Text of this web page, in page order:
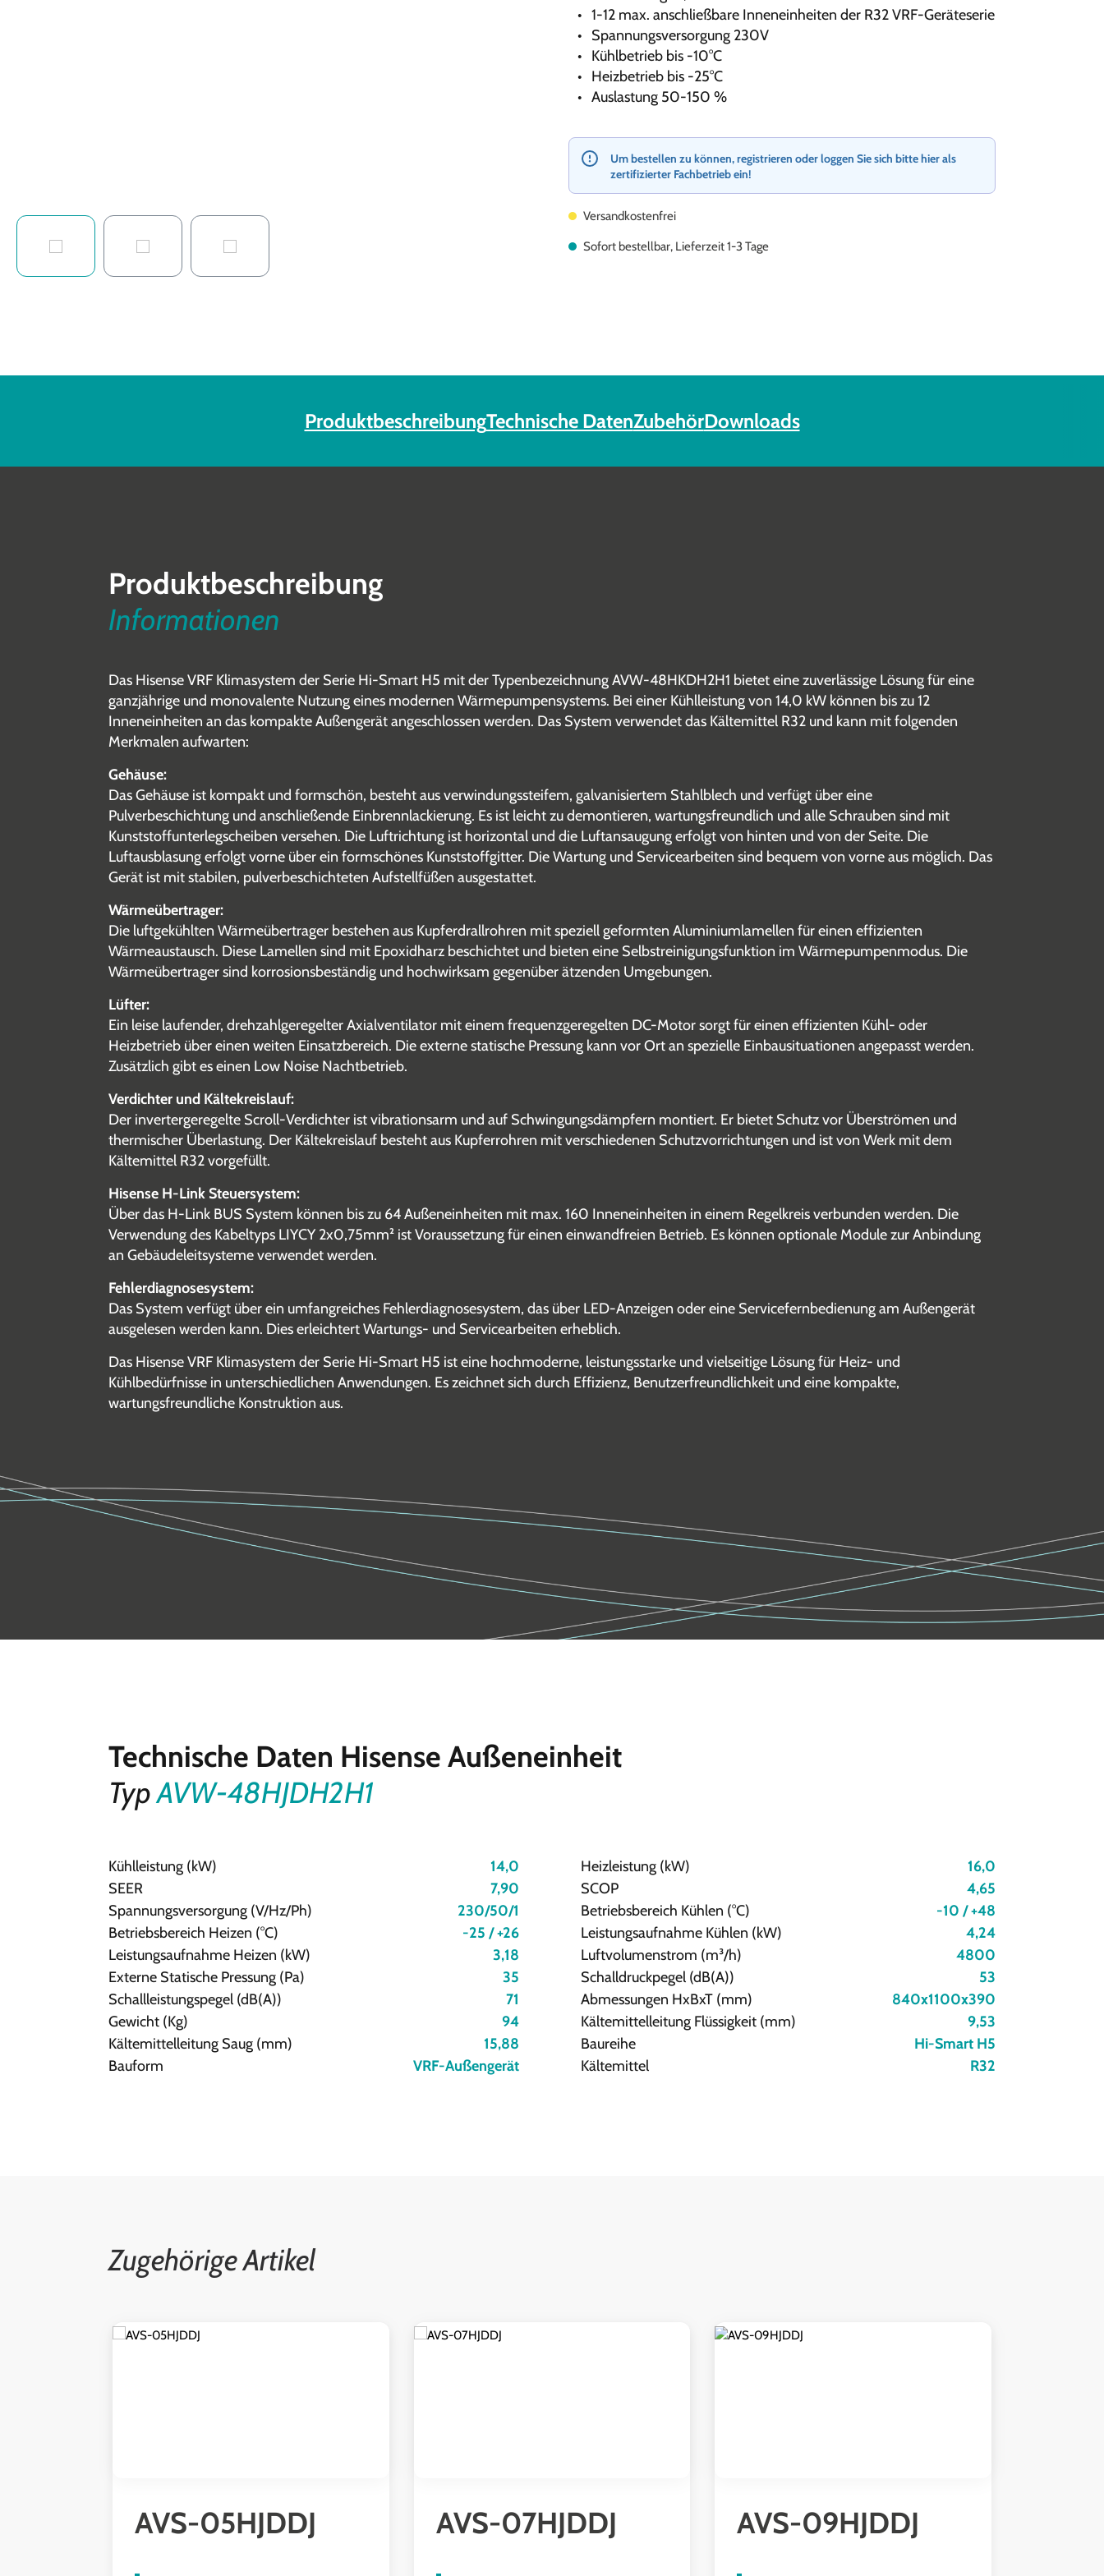
1-12 max. anschließbare Inneneinheiten der R32 VRF-Geräteserie
Spannungsversorgung 230V
Kühlbetrieb bis -10°C
Heizbetrieb bis -25°C
Auslastung 50-150 %
Um bestellen zu können, registrieren oder loggen Sie sich bitte hier als
zertifizierter Fachbetrieb ein!
Versandkostenfrei
Sofort bestellbar, Lieferzeit 1-3 Tage
ProduktbeschreibungTechnische DatenZubehörDownloads
Produktbeschreibung
Informationen
Das Hisense VRF Klimasystem der Serie Hi-Smart H5 mit der Typenbezeichnung AVW-48HKDH2H1 bietet eine zuverlässige Lösung für eine
ganzjährige und monovalente Nutzung eines modernen Wärmepumpensystems. Bei einer Kühlleistung von 14,0 kW können bis zu 12
Inneneinheiten an das kompakte Außengerät angeschlossen werden. Das System verwendet das Kältemittel R32 und kann mit folgenden
Merkmalen aufwarten:
Gehäuse:
Das Gehäuse ist kompakt und formschön, besteht aus verwindungssteifem, galvanisiertem Stahlblech und verfügt über eine
Pulverbeschichtung und anschließende Einbrennlackierung. Es ist leicht zu demontieren, wartungsfreundlich und alle Schrauben sind mit
Kunststoffunterlegscheiben versehen. Die Luftrichtung ist horizontal und die Luftansaugung erfolgt von hinten und von der Seite. Die
Luftausblasung erfolgt vorne über ein formschönes Kunststoffgitter. Die Wartung und Servicearbeiten sind bequem von vorne aus möglich. Das
Gerät ist mit stabilen, pulverbeschichteten Aufstellfüßen ausgestattet.
Wärmeübertrager:
Die luftgekühlten Wärmeübertrager bestehen aus Kupferdrallrohren mit speziell geformten Aluminiumlamellen für einen effizienten
Wärmeaustausch. Diese Lamellen sind mit Epoxidharz beschichtet und bieten eine Selbstreinigungsfunktion im Wärmepumpenmodus. Die
Wärmeübertrager sind korrosionsbeständig und hochwirksam gegenüber ätzenden Umgebungen.
Lüfter:
Ein leise laufender, drehzahlgeregelter Axialventilator mit einem frequenzgeregelten DC-Motor sorgt für einen effizienten Kühl- oder
Heizbetrieb über einen weiten Einsatzbereich. Die externe statische Pressung kann vor Ort an spezielle Einbausituationen angepasst werden.
Zusätzlich gibt es einen Low Noise Nachtbetrieb.
Verdichter und Kältekreislauf:
Der invertergeregelte Scroll-Verdichter ist vibrationsarm und auf Schwingungsdämpfern montiert. Er bietet Schutz vor Überströmen und
thermischer Überlastung. Der Kältekreislauf besteht aus Kupferrohren mit verschiedenen Schutzvorrichtungen und ist von Werk mit dem
Kältemittel R32 vorgefüllt.
Hisense H-Link Steuersystem:
Über das H-Link BUS System können bis zu 64 Außeneinheiten mit max. 160 Inneneinheiten in einem Regelkreis verbunden werden. Die
Verwendung des Kabeltyps LIYCY 2x0,75mm² ist Voraussetzung für einen einwandfreien Betrieb. Es können optionale Module zur Anbindung
an Gebäudeleitsysteme verwendet werden.
Fehlerdiagnosesystem:
Das System verfügt über ein umfangreiches Fehlerdiagnosesystem, das über LED-Anzeigen oder eine Servicefernbedienung am Außengerät
ausgelesen werden kann. Dies erleichtert Wartungs- und Servicearbeiten erheblich.
Das Hisense VRF Klimasystem der Serie Hi-Smart H5 ist eine hochmoderne, leistungsstarke und vielseitige Lösung für Heiz- und
Kühlbedürfnisse in unterschiedlichen Anwendungen. Es zeichnet sich durch Effizienz, Benutzerfreundlichkeit und eine kompakte,
wartungsfreundliche Konstruktion aus.
Technische Daten Hisense Außeneinheit
TypAVW-48HJDH2H1
Kühlleistung (kW) 14,0 Heizleistung (kW)
16,0
SEER
7,90 SCOP
4,65
Spannungsversorgung (V/Hz/Ph)
230/50/1 Betriebsbereich Kühlen (°C)
-10 / +48
Betriebsbereich Heizen (°C)
-25 / +26 Leistungsaufnahme Kühlen (kW)
4,24
Leistungsaufnahme Heizen (kW)
3,18 Luftvolumenstrom (m³/h)
4800
Externe Statische Pressung (Pa)
35 Schalldruckpegel (dB(A))
53
Schallleistungspegel (dB(A))
71 Abmessungen HxBxT (mm)
840x1100x390
Gewicht (Kg)
94 Kältemittelleitung Flüssigkeit (mm)
9,53
Kältemittelleitung Saug (mm)
15,88 Baureihe
Hi-Smart H5
Bauform
VRF-Außengerät Kältemittel R32
Zugehörige Artikel
AVS-05HJDDJ AVS-07HJDDJ AVS-09HJDDJ